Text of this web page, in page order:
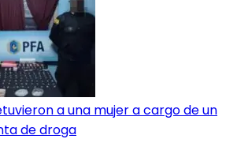
a una mujer a cargo de un
de droga